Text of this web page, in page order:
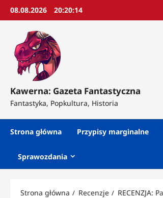
Przejdź
08.08.2026 20:20:16
Kawerna: Gazeta Fantastyczna
Fantastyka, Popkultura, Historia
Strona główna Przypisy marginalne
Sprawozdania
Strona główna Recenzje RECENZJA: